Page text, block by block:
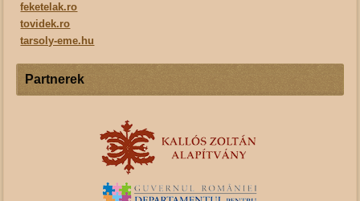
feketelak.ro
tovidek.ro
tarsoly-eme.hu
Partnerek